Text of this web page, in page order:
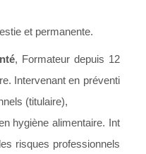
et permanente.
, Formateur depuis 12
Intervenant en préventi
(titulaire),
hygiène alimentaire. Int
risques professionnels